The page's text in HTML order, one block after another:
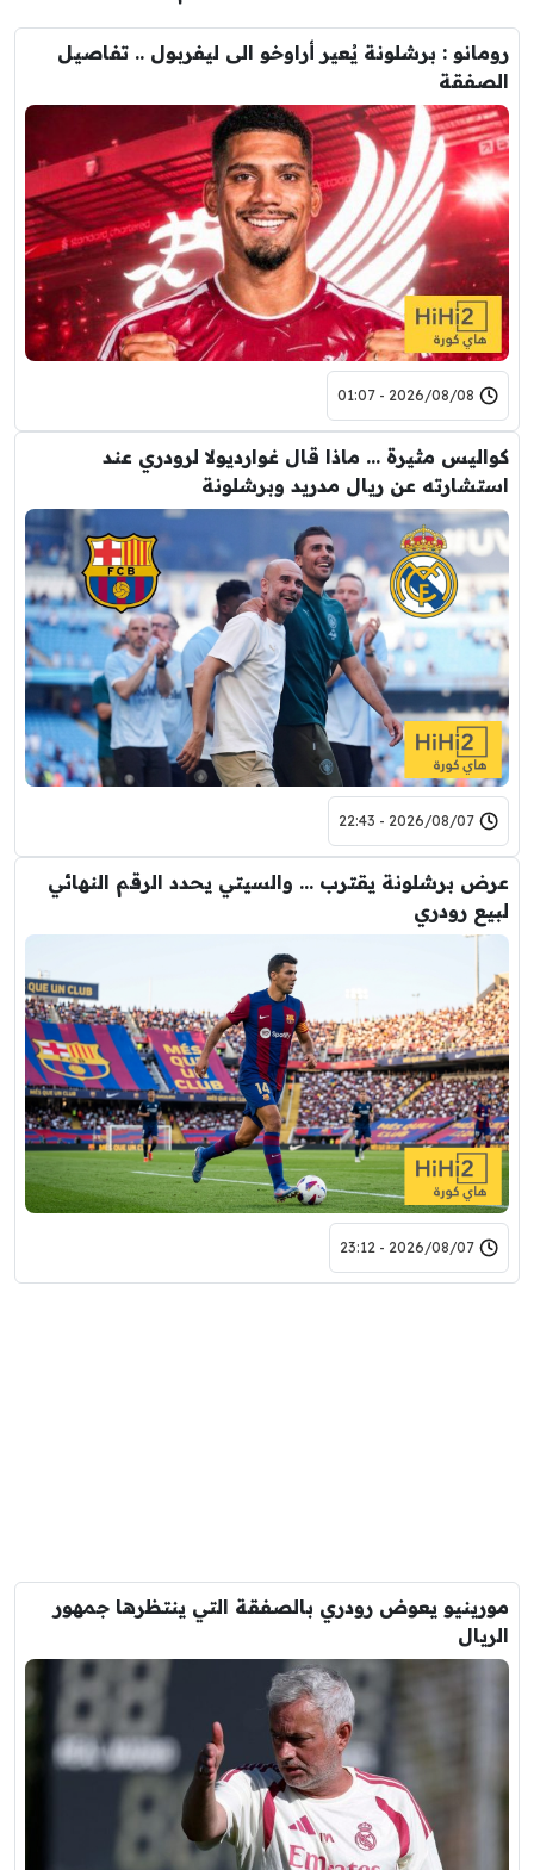
رومانو : برشلونة يُعير أراوخو الى ليفربول .. تفاصيل
الصفقة
2026/08/08 - 01:07
كواليس مثيرة … ماذا قال غوارديولا لرودري عند
استشارته عن ريال مدريد وبرشلونة
2026/08/07 - 22:43
عرض برشلونة يقترب … والسيتي يحدد الرقم النهائي
لبيع رودري
2026/08/07 - 23:12
مورينيو يعوض رودري بالصفقة التي ينتظرها جمهور
الريال